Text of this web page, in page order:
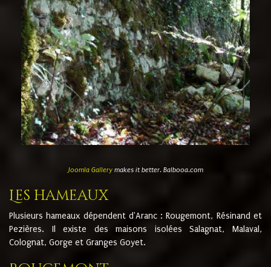
Joomla Gallerymakes it better. Balbooa.com
Les hameaux
Plusieurs hameaux dépendent d'Aranc : Rougemont, Résinand et
Pezières. Il existe des maisons isolées Salagnat, Malaval,
Colognat, Gorge et Granges Goyet.